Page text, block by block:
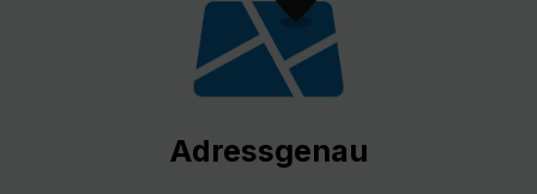
Adressgenau